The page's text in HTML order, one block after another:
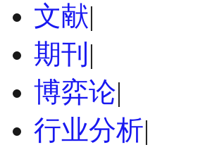
文献|
期刊 |
博弈论|
行业分析|